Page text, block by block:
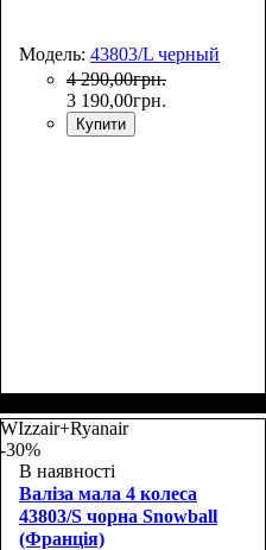
Модель: 43803/L черный
4 290,00грн.
3 190,00грн.
Купити
77х54х31
WIzzair+Ryanair
-30%
В наявності
Валіза мала 4 колеса
43803/S чорна Snowball
(Франція)